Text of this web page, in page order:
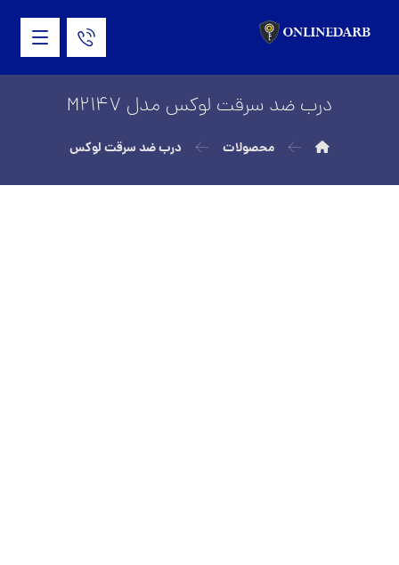
درب ضد سرقت لوکس مدل M2147
محصولات درب ضد سرقت لوکس